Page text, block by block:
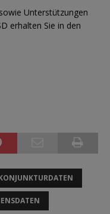
Unterstützungen
erhalten Sie in den